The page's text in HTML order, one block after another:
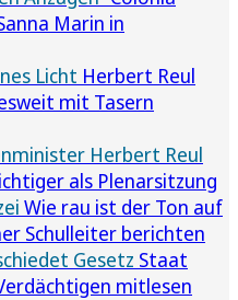
Marin in
Licht Herbert Reul
mit Tasern
Herbert Reul
als Plenarsitzung
Wie rau ist der Ton auf
Schulleiter berichten
Gesetz Staat
mitlesen